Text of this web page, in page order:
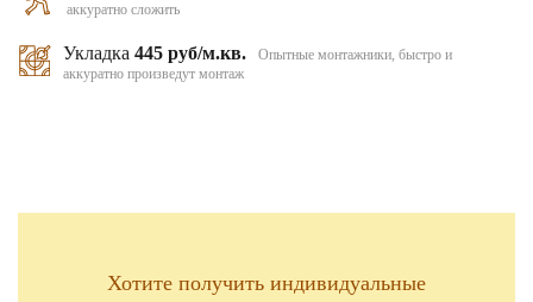
аккуратно сложить
Укладка 445 руб/м.кв.
Опытные монтажники, быстро и
аккуратно произведут монтаж
Хотите получить индивидуальные